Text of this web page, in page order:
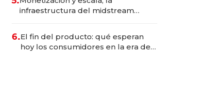
infraestructura del midstream
6.El fin del producto: qué esperan
hoy los consumidores en la era de